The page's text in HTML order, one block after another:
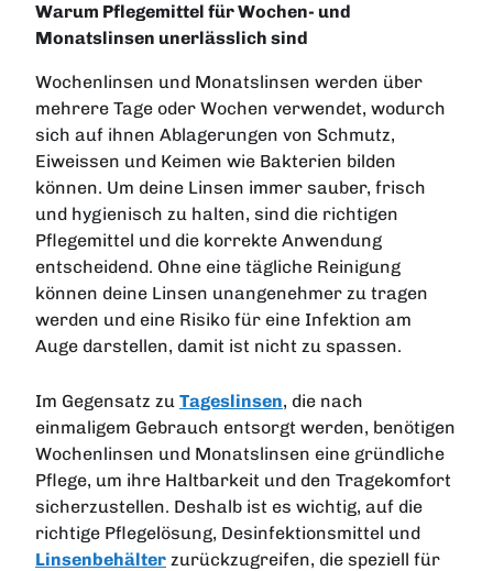
Warum Pflegemittel für Wochen- und
Monatslinsen unerlässlich sind
Wochenlinsen und Monatslinsen werden über
mehrere Tage oder Wochen verwendet, wodurch
sich auf ihnen Ablagerungen von Schmutz,
Eiweissen und Keimen wie Bakterien bilden
können. Um deine Linsen immer sauber, frisch
und hygienisch zu halten, sind die richtigen
Pflegemittel und die korrekte Anwendung
entscheidend. Ohne eine tägliche Reinigung
können deine Linsen unangenehmer zu tragen
werden und eine Risiko für eine Infektion am
Auge darstellen, damit ist nicht zu spassen.
Im Gegensatz zu Tageslinsen, die nach
einmaligem Gebrauch entsorgt werden, benötigen
Wochenlinsen und Monatslinsen eine gründliche
Pflege, um ihre Haltbarkeit und den Tragekomfort
sicherzustellen. Deshalb ist es wichtig, auf die
richtige Pflegelösung, Desinfektionsmittel und
Linsenbehälter zurückzugreifen, die speziell für